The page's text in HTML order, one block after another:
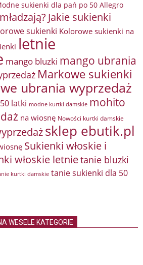
sukienki dla pań po 50 Allegro
Jakie sukienki
sukienki Kolorowe sukienki na
letnie
mango bluzki mango ubrania
Markowe sukienki
ubrania wyprzedaż
latki modne kurtki damskie mohito
na wiosnę Nowości kurtki damskie
sklep ebutik.pl
Sukienki włoskie i
włoskie letnietanie bluzki
kurtki damskie tanie sukienki dla 50
WESELE KATEGORIE